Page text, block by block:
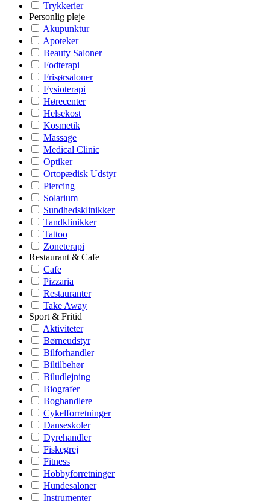
Trykkerier
Personlig pleje
Akupunktur
Apoteker
Beauty Saloner
Fodterapi
Frisørsaloner
Fysioterapi
Hørecenter
Helsekost
Kosmetik
Massage
Medical Clinic
Optiker
Ortopædisk Udstyr
Piercing
Solarium
Sundhedsklinikker
Tandklinikker
Tattoo
Zoneterapi
Restaurant & Cafe
Cafe
Pizzaria
Restauranter
Take Away
Sport & Fritid
Aktiviteter
Børneudstyr
Bilforhandler
Biltilbehør
Biludlejning
Biografer
Boghandlere
Cykelforretninger
Danseskoler
Dyrehandler
Fiskegrej
Fitness
Hobbyforretninger
Hundesaloner
Instrumenter